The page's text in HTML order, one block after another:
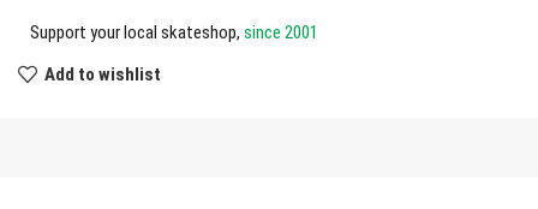
Support your local skateshop, since 2001
Add to wishlist